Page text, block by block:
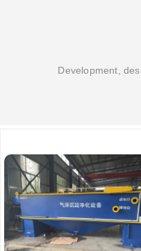
Development,